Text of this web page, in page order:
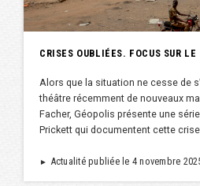
CRISES OUBLIÉES. FOCUS SUR
Alors que la situation ne cesse de
théâtre récemment de nouveaux
Facher, Géopolis présente une
Prickett qui documentent cette
► Actualité publiée le 4 novembre